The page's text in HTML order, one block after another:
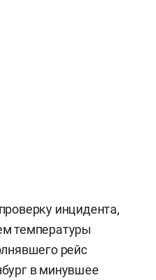
инцидента,
температуры
рейс
в минувшее